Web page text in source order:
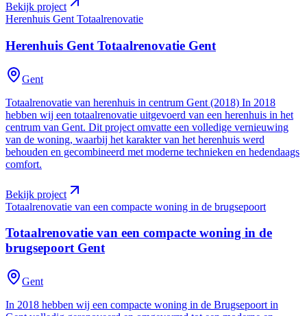
Bekijk project
Herenhuis Gent Totaalrenovatie
Herenhuis Gent Totaalrenovatie Gent
Gent
Totaalrenovatie van herenhuis in centrum Gent (2018) In 2018
hebben wij een totaalrenovatie uitgevoerd van een herenhuis in het
centrum van Gent. Dit project omvatte een volledige vernieuwing
van de woning, waarbij het karakter van het herenhuis werd
behouden en gecombineerd met moderne technieken en hedendaags
comfort.
Bekijk project
Totaalrenovatie van een compacte woning in de brugsepoort
Totaalrenovatie van een compacte woning in de
brugsepoort Gent
Gent
In 2018 hebben wij een compacte woning in de Brugsepoort in